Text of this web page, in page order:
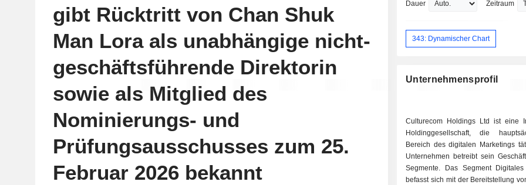
gibt Rücktritt von Chan Shuk
Man Lora als unabhängige nicht-
geschäftsführende Direktorin
sowie als Mitglied des
Nominierungs- und
Prüfungsausschusses zum 25.
Februar 2026 bekannt
Dauer Zeitraum
343: Dynamischer Chart
Unternehmensprofil
Culturecom Holdings Ltd ist eine
Holdinggesellschaft, die
Bereich des digitalen Marketings
Unternehmen betreibt sein
Segmente. Das Segment Digitales
befasst sich mit der Bereitstellung